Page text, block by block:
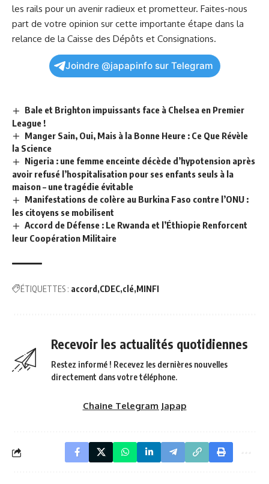
les rails pour ⁤un avenir ​radieux et⁤ prometteur. Faites-nous
part de votre opinion sur cette importante étape‍ dans la
relance ⁣de la Caisse des Dépôts⁢ et Consignations.
Joindre @japapinfo sur Telegram
Bale et Brighton impuissants face à Chelsea en Premier
League !
Manger Sain, Oui, Mais à la Bonne Heure : Ce Que Révèle
la Science
Nigeria : une femme enceinte décède d’hypotension après
avoir refusé l’hospitalisation pour ses enfants seuls à la
maison – une tragédie évitable
Manifestations de colère au Burkina Faso contre l’ONU :
les citoyens se mobilisent
Accord de Défense : Le Rwanda et l’Éthiopie Renforcent
leur Coopération Militaire
ÉTIQUETTES : accord CDEC clé MINFI
Recevoir les actualités quotidiennes
Restez informé ! Recevez les dernières nouvelles
directement dans votre téléphone.
Chaine Telegram Japap